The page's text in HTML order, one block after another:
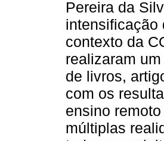
Pereira da
intensificação
contexto da
realizaram
de livros,
com os
ensino
múltiplas